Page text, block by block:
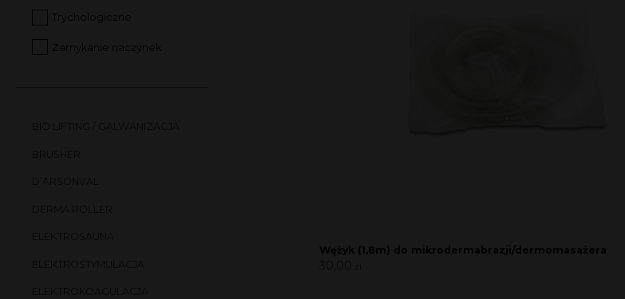
Trychologiczne
Zamykanie naczynek
BIO LIFTING / GALWANIZACJA
BRUSHER
D’ARSONVAL
DERMA ROLLER
ELEKTROSAUNA
ELEKTROSTYMULACJA
ELEKTROKOAGULACJA
Wężyk (1,8m) do mikrodermabrazji/dermomasażera
30,00 zł